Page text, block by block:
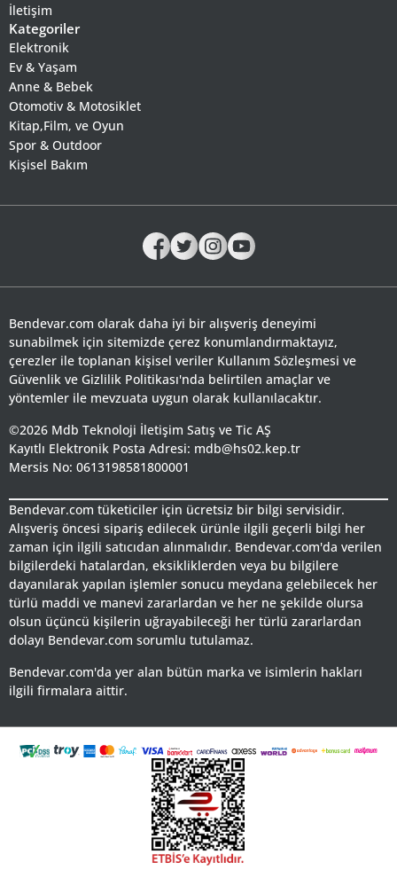
İletişim
Kategoriler
Elektronik
Ev & Yaşam
Anne & Bebek
Otomotiv & Motosiklet
Kitap,Film, ve Oyun
Spor & Outdoor
Kişisel Bakım
Bendevar.com olarak daha iyi bir alışveriş deneyimi
sunabilmek için sitemizde çerez konumlandırmaktayız,
çerezler ile toplanan kişisel veriler Kullanım Sözleşmesi ve
Güvenlik ve Gizlilik Politikası'nda belirtilen amaçlar ve
yöntemler ile mevzuata uygun olarak kullanılacaktır.
©2026 Mdb Teknoloji İletişim Satış ve Tic AŞ
Kayıtlı Elektronik Posta Adresi: mdb@hs02.kep.tr
Mersis No: 0613198581800001
Bendevar.com tüketiciler için ücretsiz bir bilgi servisidir.
Alışveriş öncesi sipariş edilecek ürünle ilgili geçerli bilgi her
zaman için ilgili satıcıdan alınmalıdır. Bendevar.com'da verilen
bilgilerdeki hatalardan, eksikliklerden veya bu bilgilere
dayanılarak yapılan işlemler sonucu meydana gelebilecek her
türlü maddi ve manevi zararlardan ve her ne şekilde olursa
olsun üçüncü kişilerin uğrayabileceği her türlü zararlardan
dolayı Bendevar.com sorumlu tutulamaz.
Bendevar.com'da yer alan bütün marka ve isimlerin hakları
ilgili firmalara aittir.